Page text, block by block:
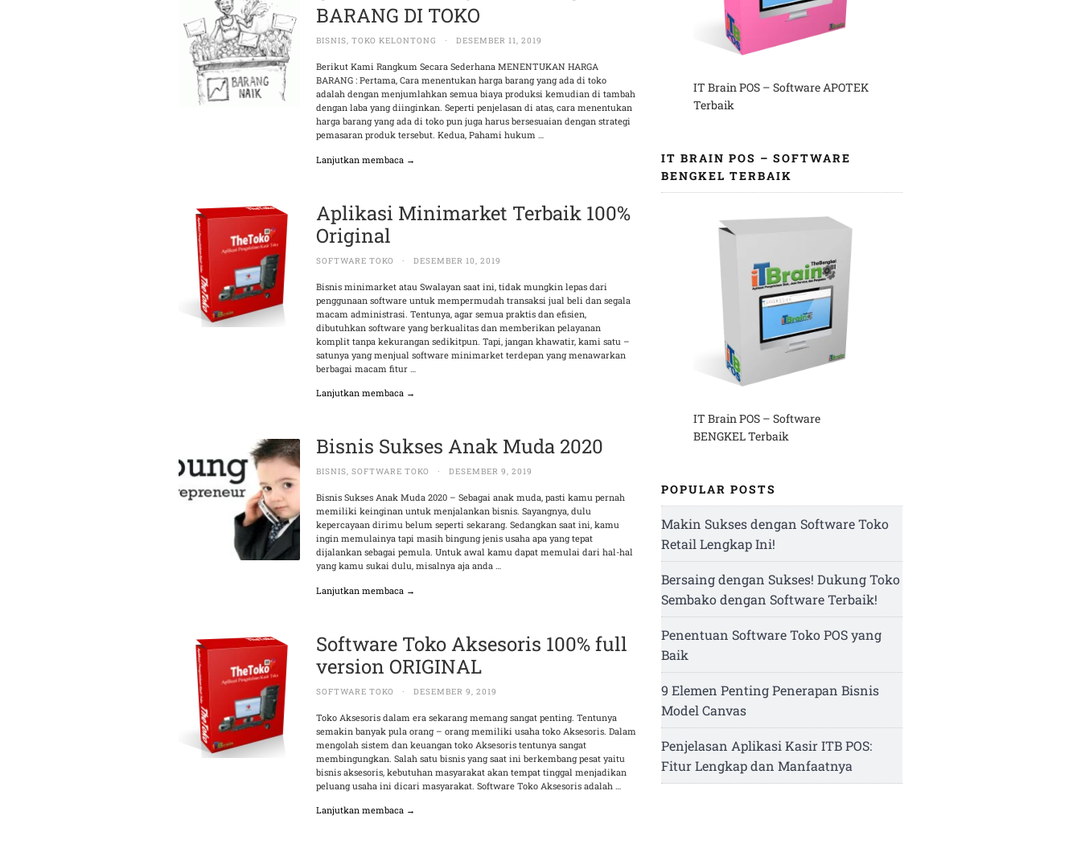
BARANG DI TOKO
BISNIS,TOKO KELONTONG · DESEMBER 11, 2019
Berikut Kami Rangkum Secara Sederhana MENENTUKAN HARGA
BARANG : Pertama, Cara menentukan harga barang yang ada di toko
adalah dengan menjumlahkan semua biaya produksi kemudian di tambah
dengan laba yang diinginkan. Seperti penjelasan di atas, cara menentukan
harga barang yang ada di toko pun juga harus bersesuaian dengan strategi
pemasaran produk tersebut. Kedua, Pahami hukum …
Lanjutkan membaca →
Aplikasi Minimarket Terbaik 100%
Original
SOFTWARE TOKO · DESEMBER 10, 2019
Bisnis minimarket atau Swalayan saat ini, tidak mungkin lepas dari
penggunaan software untuk mempermudah transaksi jual beli dan segala
macam administrasi. Tentunya, agar semua praktis dan efisien,
dibutuhkan software yang berkualitas dan memberikan pelayanan
komplit tanpa kekurangan sedikitpun. Tapi, jangan khawatir, kami satu –
satunya yang menjual software minimarket terdepan yang menawarkan
berbagai macam fitur …
Lanjutkan membaca →
Bisnis Sukses Anak Muda 2020
BISNIS,SOFTWARE TOKO · DESEMBER 9, 2019
Bisnis Sukses Anak Muda 2020 – Sebagai anak muda, pasti kamu pernah
memiliki keinginan untuk menjalankan bisnis. Sayangnya, dulu
kepercayaan dirimu belum seperti sekarang. Sedangkan saat ini, kamu
ingin memulainya tapi masih bingung jenis usaha apa yang tepat
dijalankan sebagai pemula. Untuk awal kamu dapat memulai dari hal-hal
yang kamu sukai dulu, misalnya aja anda …
Lanjutkan membaca →
Software Toko Aksesoris 100% full
version ORIGINAL
SOFTWARE TOKO · DESEMBER 9, 2019
Toko Aksesoris dalam era sekarang memang sangat penting. Tentunya
semakin banyak pula orang – orang memiliki usaha toko Aksesoris. Dalam
mengolah sistem dan keuangan toko Aksesoris tentunya sangat
membingungkan. Salah satu bisnis yang saat ini berkembang pesat yaitu
bisnis aksesoris, kebutuhan masyarakat akan tempat tinggal menjadikan
peluang usaha ini dicari masyarakat. Software Toko Aksesoris adalah …
Lanjutkan membaca →
IT Brain POS – Software APOTEK
Terbaik
IT BRAIN POS – SOFTWARE
BENGKEL TERBAIK
IT Brain POS – Software
BENGKEL Terbaik
POPULAR POSTS
Makin Sukses dengan Software Toko
Retail Lengkap Ini!
Bersaing dengan Sukses! Dukung Toko
Sembako dengan Software Terbaik!
Penentuan Software Toko POS yang
Baik
9 Elemen Penting Penerapan Bisnis
Model Canvas
Penjelasan Aplikasi Kasir ITB POS:
Fitur Lengkap dan Manfaatnya